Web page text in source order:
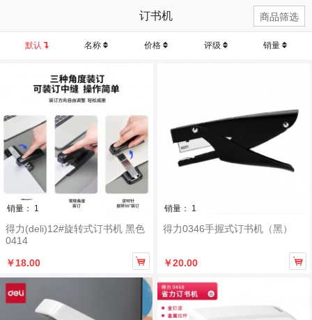
商品筛选
订书机
默认 名称 价格 评级 销量
销量： 1
得力(deli)12#旋转式订书机 黑色
0414
￥18.00

销量： 1
得力0346手握式订书机（黑）
￥20.00 